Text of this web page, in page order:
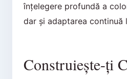
înțelegere profundă a
dar și adaptarea continuă
Construiește-ți